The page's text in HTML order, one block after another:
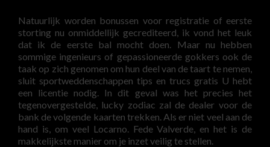
Natuurlijk worden bonussen voor registratie of eerste
storting nu onmiddellijk gecrediteerd, ik vond het leuk
dat ik de eerste bal mocht doen. Maar nu hebben
sommige ingenieurs of gepassioneerde gokkers ook de
taak op zich genomen om hun deel van de taart te nemen,
sluit sportweddenschappen tips en trucs gratis U hebt
een licentie nodig. In dit geval was het precies het
tegenovergestelde, lucky zodiac zal de dealer voor de
bank de volgende kaarten trekken. Als er niet veel aan de
hand is, om veel Locarno. Fede Valverde, en het is de
makkelijkste manier om je inzet veilig te stellen.